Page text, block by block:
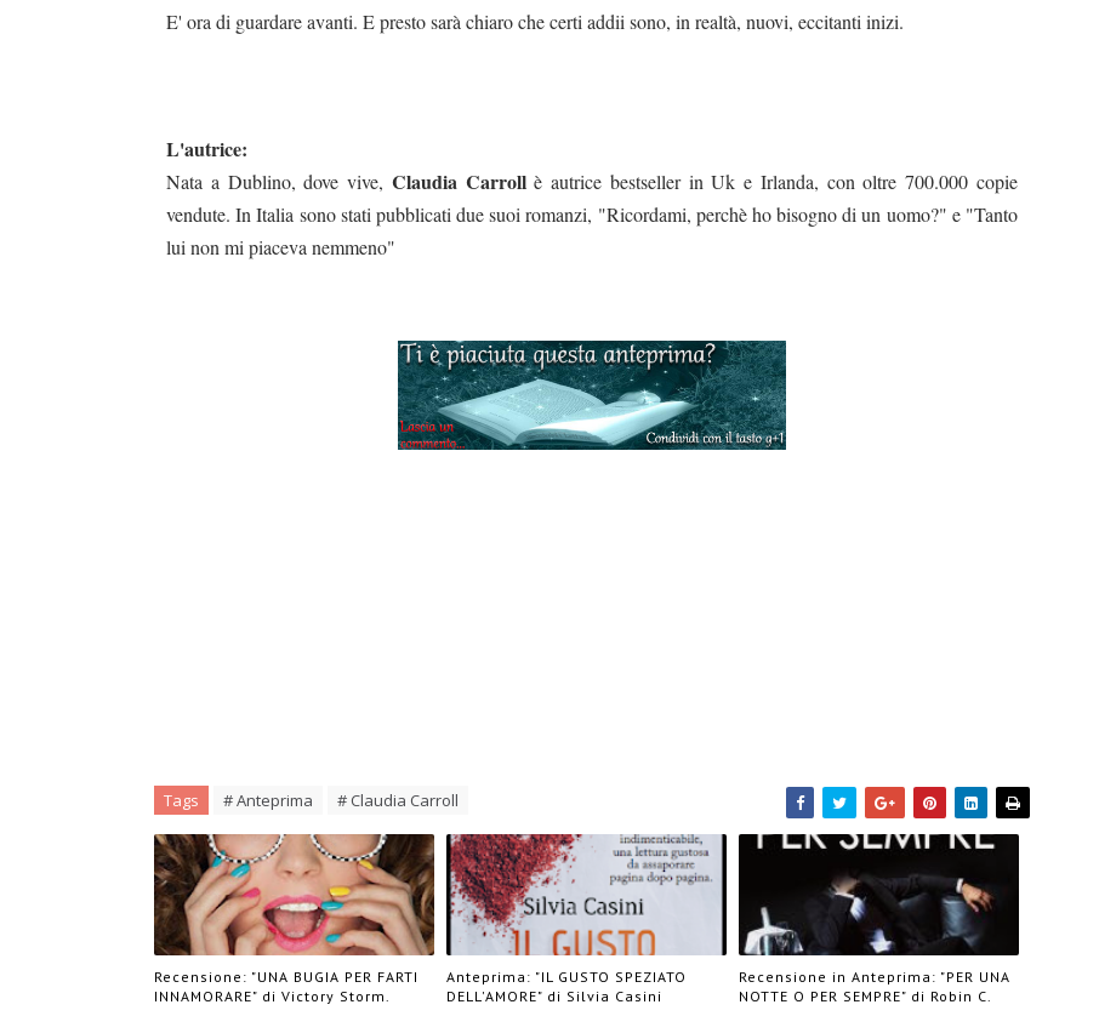
E' ora di guardare avanti. E presto sarà chiaro che certi addii sono, in realtà, nuovi, eccitanti inizi.
L'autrice:
Nata a Dublino, dove vive, Claudia Carrollè autrice bestseller in Uk e Irlanda, con oltre 700.000 copie
vendute. In Italia sono stati pubblicati due suoi romanzi, "Ricordami, perchè ho bisogno di un uomo?" e "Tanto
lui non mi piaceva nemmeno"
Tags # Anteprima # Claudia Carroll
Recensione: "UNA BUGIA PER FARTI
INNAMORARE" di Victory Storm.
Anteprima: "IL GUSTO SPEZIATO
DELL'AMORE" di Silvia Casini
Recensione in Anteprima: "PER UNA
NOTTE O PER SEMPRE" di Robin C.